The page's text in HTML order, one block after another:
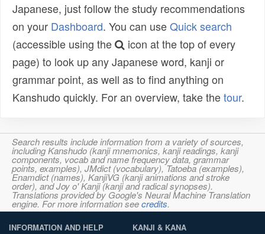
Japanese, just follow the study recommendations
on your Dashboard. You can useQuick search
(accessible using the
icon at the top of every
page) to look up any Japanese word, kanji or
grammar point, as well as to find anything on
Kanshudo quickly. For an overview, take thetour.
Search results include information from a variety of sources,
including Kanshudo (kanji mnemonics, kanji readings, kanji
components, vocab and name frequency data, grammar
points, examples), JMdict (vocabulary), Tatoeba (examples),
Enamdict (names), KanjiVG (kanji animations and stroke
order), and Joy o' Kanji (kanji and radical synopses).
Translations provided by Google's Neural Machine Translation
engine. For more information seecredits.
INFORMATION AND HELP KANJI & KANA